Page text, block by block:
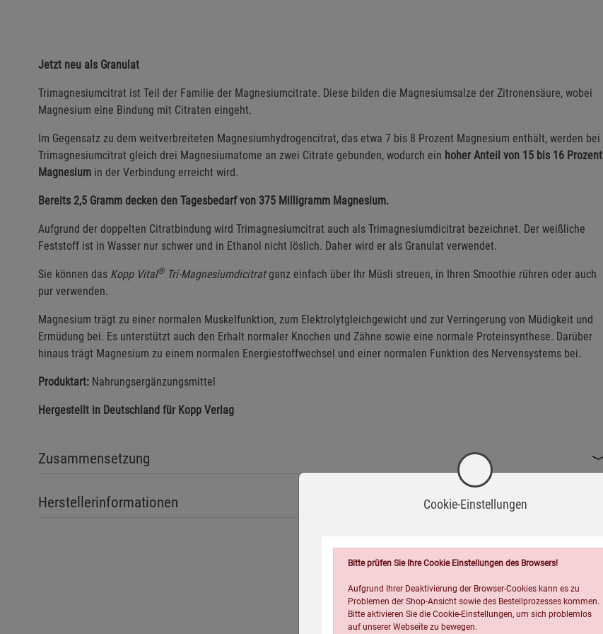
Jetzt neu als Granulat
Trimagnesiumcitrat ist Teil der Familie der Magnesiumcitrate. Diese bilden die Magnesiumsalze der Zitronensäure, wobei
Magnesium eine Bindung mit Citraten eingeht.
Im Gegensatz zu dem weitverbreiteten Magnesiumhydrogencitrat, das etwa 7 bis 8 Prozent Magnesium enthält, werden bei
Trimagnesiumcitrat gleich drei Magnesiumatome an zwei Citrate gebunden, wodurch ein hoher Anteil von 15 bis 16 Prozent
Magnesium in der Verbindung erreicht wird.
Bereits 2,5 Gramm decken den Tagesbedarf von 375 Milligramm Magnesium.
Aufgrund der doppelten Citratbindung wird Trimagnesiumcitrat auch als Trimagnesiumdicitrat bezeichnet. Der weißliche
Feststoff ist in Wasser nur schwer und in Ethanol nicht löslich. Daher wird er als Granulat verwendet.
Sie können das Kopp Vital®Tri-Magnesiumdicitratganz einfach über Ihr Müsli streuen, in Ihren Smoothie rühren oder auch
pur verwenden.
Magnesium trägt zu einer normalen Muskelfunktion, zum Elektrolytgleichgewicht und zur Verringerung von Müdigkeit und
Ermüdung bei. Es unterstützt auch den Erhalt normaler Knochen und Zähne sowie eine normale Proteinsynthese. Darüber
hinaus trägt Magnesium zu einem normalen Energiestoffwechsel und einer normalen Funktion des Nervensystems bei.
Produktart: Nahrungsergänzungsmittel
Hergestellt in Deutschland für Kopp Verlag
Zusammensetzung
Herstellerinformationen Cookie-Einstellungen
Bitte prüfen Sie Ihre Cookie Einstellungen des Browsers!
Aufgrund Ihrer Deaktivierung der Browser-Cookies kann es zu
Problemen der Shop-Ansicht sowie des Bestellprozesses kommen.
Bitte aktivieren Sie die Cookie-Einstellungen, um sich problemlos
auf unserer Webseite zu bewegen.